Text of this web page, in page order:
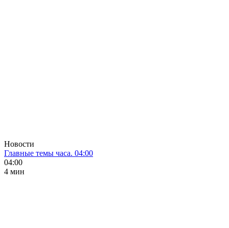
Новости
Главные темы часа. 04:00
04:00
4 мин